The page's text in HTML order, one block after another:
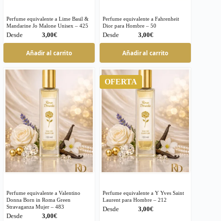
Perfume equivalente a Lime Basil &
Mandarine Jo Malone Unisex – 425
€
Añadir al carrito
Este
producto
tiene
múltiples
variantes.
Las
opciones
se
pueden
elegir
en
la
página
de
producto
Perfume equivalente a Fahrenheit
Dior para Hombre – 50
€
Añadir al carrito
Este
producto
tiene
múltiples
variantes.
Las
opciones
se
pueden
elegir
en
la
página
de
producto
Perfume equivalente a Valentino
Donna Born in Roma Green
Stravaganza Mujer – 483
€
OFERTA
Perfume equivalente a Y Yves Saint
Laurent para Hombre – 212
€